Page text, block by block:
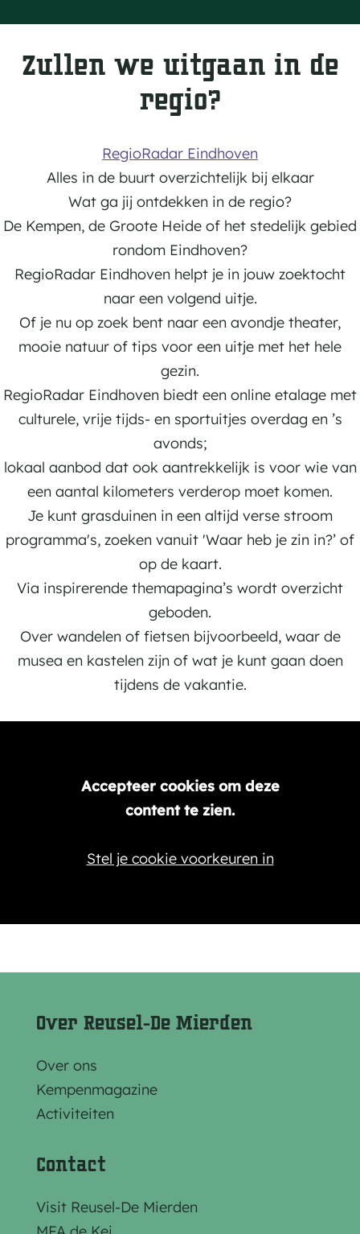
Zullen we uitgaan in de
regio?
RegioRadar Eindhoven
Alles in de buurt overzichtelijk bij elkaar
Wat ga jij ontdekken in de regio?
De Kempen, de Groote Heide of het stedelijk gebied
rondom Eindhoven?
RegioRadar Eindhoven helpt je in jouw zoektocht
naar een volgend uitje.
Of je nu op zoek bent naar een avondje theater,
mooie natuur of tips voor een uitje met het hele
gezin.
RegioRadar Eindhoven biedt een online etalage met
culturele, vrije tijds- en sportuitjes overdag en ’s
avonds;
lokaal aanbod dat ook aantrekkelijk is voor wie van
een aantal kilometers verderop moet komen.
Je kunt grasduinen in een altijd verse stroom
programma's, zoeken vanuit 'Waar heb je zin in?’ of
op de kaart.
Via inspirerende themapagina’s wordt overzicht
geboden.
Over wandelen of fietsen bijvoorbeeld, waar de
musea en kastelen zijn of wat je kunt gaan doen
tijdens de vakantie.
Accepteer cookies om deze
content te zien.
Stel je cookie voorkeuren in
Over Reusel-De Mierden
Over ons
Kempenmagazine
Activiteiten
Contact
Visit Reusel-De Mierden